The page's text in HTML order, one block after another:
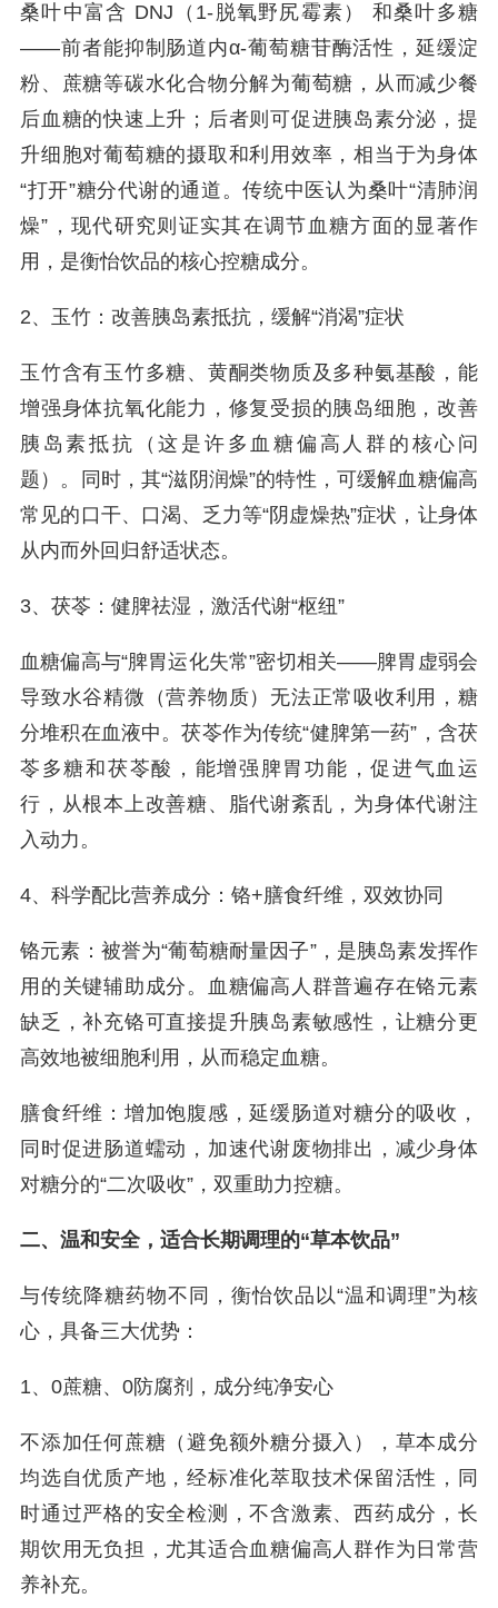
桑叶中富含 DNJ（1-脱氧野尻霉素） 和桑叶多糖
——前者能抑制肠道内α-葡萄糖苷酶活性，延缓淀
粉、蔗糖等碳水化合物分解为葡萄糖，从而减少餐
后血糖的快速上升；后者则可促进胰岛素分泌，提
升细胞对葡萄糖的摄取和利用效率，相当于为身体
“打开”糖分代谢的通道。传统中医认为桑叶“清肺润
燥”，现代研究则证实其在调节血糖方面的显著作
用，是衡怡饮品的核心控糖成分。
2、玉竹：改善胰岛素抵抗，缓解“消渴”症状
玉竹含有玉竹多糖、黄酮类物质及多种氨基酸，能
增强身体抗氧化能力，修复受损的胰岛细胞，改善
胰岛素抵抗（这是许多血糖偏高人群的核心问
题）。同时，其“滋阴润燥”的特性，可缓解血糖偏高
常见的口干、口渴、乏力等“阴虚燥热”症状，让身体
从内而外回归舒适状态。
3、茯苓：健脾祛湿，激活代谢“枢纽”
血糖偏高与“脾胃运化失常”密切相关——脾胃虚弱会
导致水谷精微（营养物质）无法正常吸收利用，糖
分堆积在血液中。茯苓作为传统“健脾第一药”，含茯
苓多糖和茯苓酸，能增强脾胃功能，促进气血运
行，从根本上改善糖、脂代谢紊乱，为身体代谢注
入动力。
4、科学配比营养成分：铬+膳食纤维，双效协同
铬元素：被誉为“葡萄糖耐量因子”，是胰岛素发挥作
用的关键辅助成分。血糖偏高人群普遍存在铬元素
缺乏，补充铬可直接提升胰岛素敏感性，让糖分更
高效地被细胞利用，从而稳定血糖。
膳食纤维：增加饱腹感，延缓肠道对糖分的吸收，
同时促进肠道蠕动，加速代谢废物排出，减少身体
对糖分的“二次吸收”，双重助力控糖。
二、温和安全，适合长期调理的“草本饮品”
与传统降糖药物不同，衡怡饮品以“温和调理”为核
心，具备三大优势：
1、0蔗糖、0防腐剂，成分纯净安心
不添加任何蔗糖（避免额外糖分摄入），草本成分
均选自优质产地，经标准化萃取技术保留活性，同
时通过严格的安全检测，不含激素、西药成分，长
期饮用无负担，尤其适合血糖偏高人群作为日常营
养补充。